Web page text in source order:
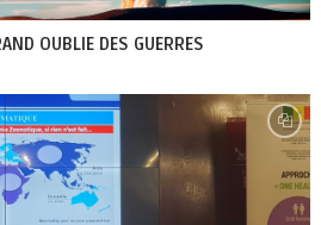
OUBLIE DES GUERRES